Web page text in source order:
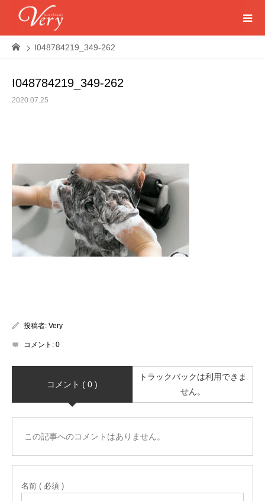
I048784219_349-262
I048784219_349-262
2020.07.25
投稿者: Very
コメント: 0
コメント ( 0 )
トラックバックは利用できま
せん。
この記事へのコメントはありません。
名前 ( 必須 )